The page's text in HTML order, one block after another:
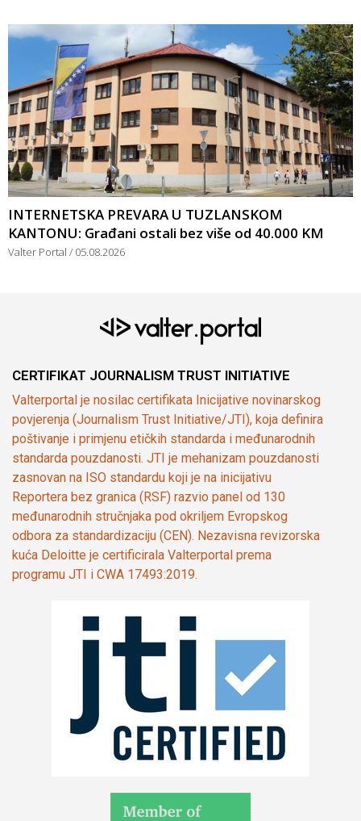
INTERNETSKA PREVARA U TUZLANSKOM
KANTONU: Građani ostali bez više od 40.000 KM
Valter Portal 05.08.2026
CERTIFIKAT JOURNALISM TRUST INITIATIVE
Valterportal je nosilac certifikata Inicijative novinarskog
povjerenja (Journalism Trust Initiative/JTI), koja definira
poštivanje i primjenu etičkih standarda i međunarodnih
standarda pouzdanosti. JTI je mehanizam pouzdanosti
zasnovan na ISO standardu koji je na inicijativu
Reportera bez granica (RSF) razvio panel od 130
međunarodnih stručnjaka pod okriljem Evropskog
odbora za standardizaciju (CEN). Nezavisna revizorska
kuća Deloitte je certificirala Valterportal prema
programu JTI i CWA 17493:2019.